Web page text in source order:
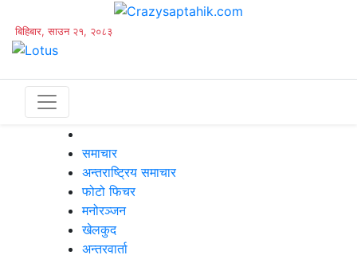
बिहिबार, साउन २१, २०८३
समाचार
अन्तराष्ट्रिय समाचार
फोटो फिचर
मनोरञ्जन
खेलकुद
अन्तरवार्ता